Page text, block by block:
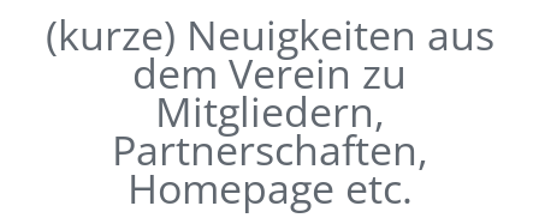
(kurze) Neuigkeiten aus
dem Verein zu
Mitgliedern,
Partnerschaften,
Homepage etc.